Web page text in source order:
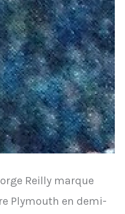
Reilly marque
Plymouth en demi-